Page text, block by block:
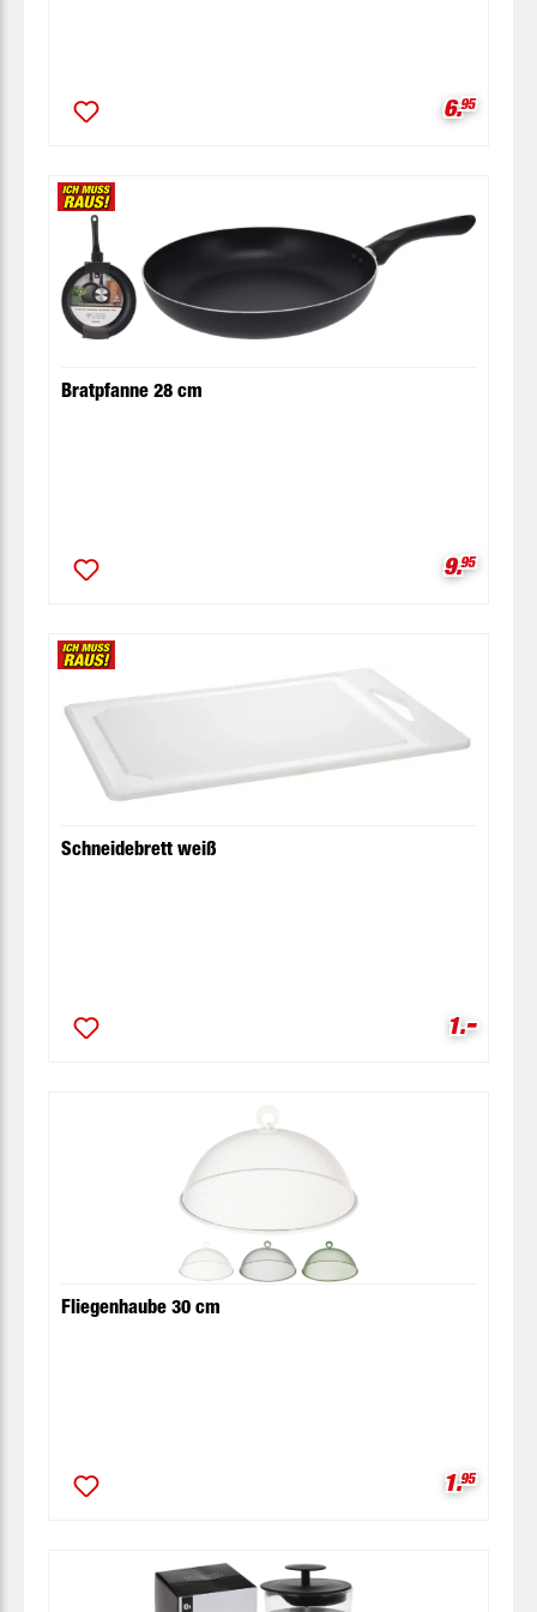
6.95
Bratpfanne 28 cm
9.95
Schneidebrett weiß
1.-
Fliegenhaube 30 cm
1.95